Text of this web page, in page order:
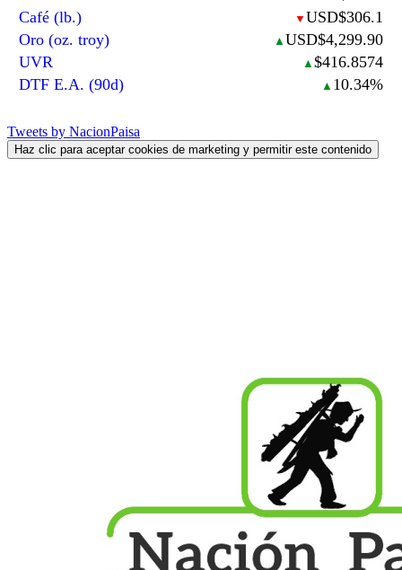
Café (lb.)
▼ USD$306.1
Oro (oz. troy)
▲ USD$4,299.90
UVR
▲ $416.8574
DTF E.A. (90d)
▲ 10.34%
Tweets by NacionPaisa
Haz clic para aceptar cookies de marketing y permitir este contenido